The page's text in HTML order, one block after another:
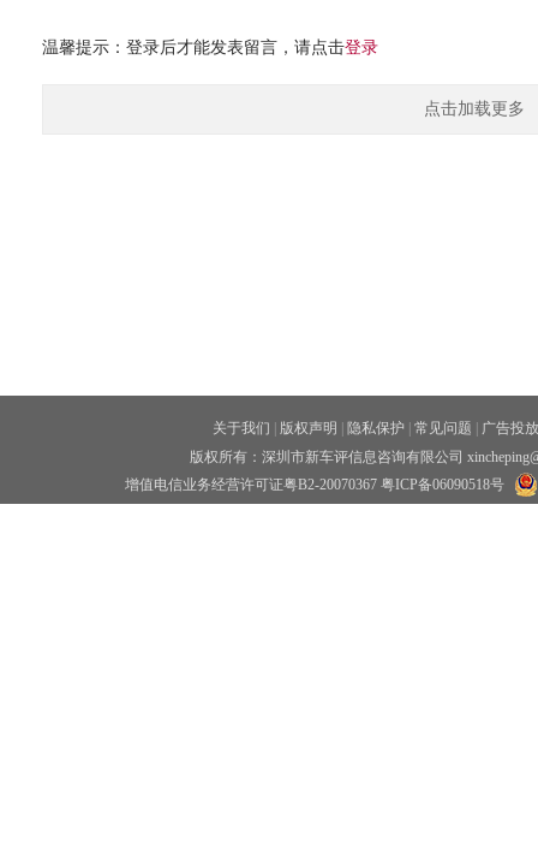
温馨提示：登录后才能发表留言，请点击登录
点击加载更多
关于我们 版权声明 隐私保护 常见问题
广告投放
版权所有：深圳市新车评信息咨询有限公司
增值电信业务经营许可证粤B2-20070367 粤ICP备06090518号